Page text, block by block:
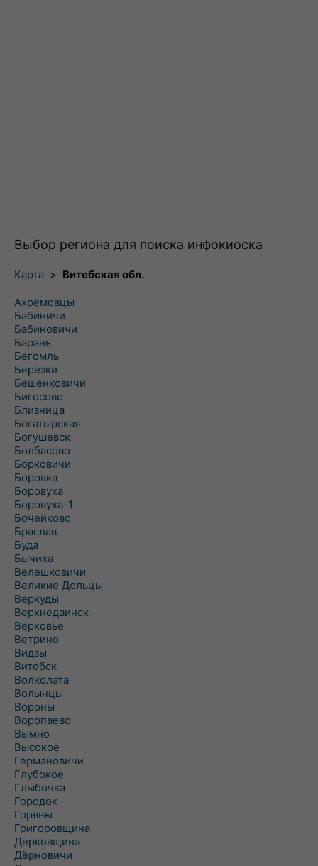
Выбор региона для поиска инфокиоска
Карта > Витебская обл.
Ахремовцы
Бабиничи
Бабиновичи
Барань
Бегомль
Берёзки
Бешенковичи
Бигосово
Близница
Богатырская
Богушевск
Болбасово
Борковичи
Боровка
Боровуха
Боровуха-1
Бочейково
Браслав
Буда
Бычиха
Велешковичи
Великие Дольцы
Веркуды
Верхнедвинск
Верховье
Ветрино
Видзы
Витебск
Волколата
Волынцы
Вороны
Воропаево
Вымно
Высокое
Германовичи
Глубокое
Глыбочка
Городок
Горяны
Григоровщина
Дерковщина
Дёрновичи